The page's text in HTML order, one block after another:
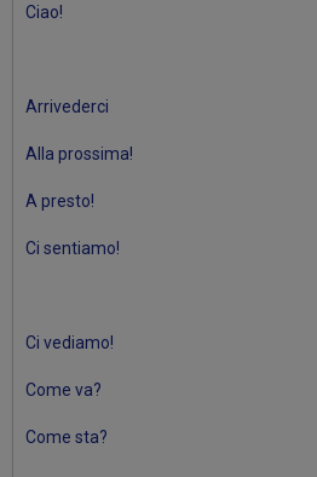
Ciao!
Arrivederci
Alla prossima!
A presto!
Ci sentiamo!
Ci vediamo!
Come va?
Come sta?